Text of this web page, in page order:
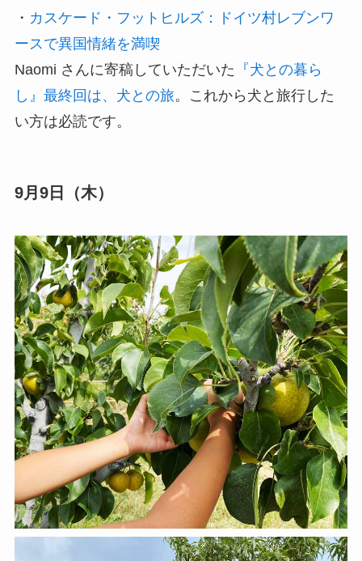
・ カスケード・フットヒルズ：ドイツ村レブンワ
ースで異国情緒を満喫
Naomi さんに寄稿していただいた 『犬との暮ら
し』最終回は、犬との旅。これから犬と旅行した
い方は必読です。
9月9日（木）